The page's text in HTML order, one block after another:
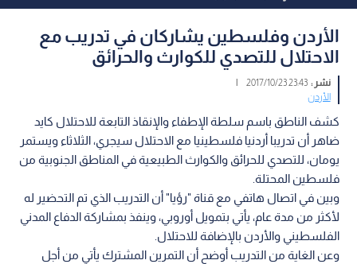
الأردن وفلسطين يشاركان في تدريب مع
الاحتلال للتصدي للكوارث والحرائق
نشر :23:43 2017/10/23
|
الأردن
كشف الناطق باسم سلطة الإطفاء والإنقاذ التابعة للاحتلال كايد
ضاهر أن تدريبا أردنيا فلسطينيا مع الاحتلال سيجري، الثلاثاء ويستمر
يومان، للتصدي للحرائق والكوارث الطبيعية في المناطق الجنوبية من
فلسطين المحتلة.
وبين في اتصال هاتفي مع قناة "رؤيا" أن التدريب الذي تم التحضير له
لأكثر من مدة عام، يأتي بتمويل أوروبي، وينفذ بمشاركة الدفاع المدني
الفلسطيني والأردن بالإضافة للاحتلال.
وعن الغاية من التدريب أوضح أن التمرين المشترك يأتي من أجل